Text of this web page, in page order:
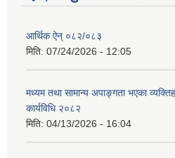
आर्थिक ऐन् ०८२/०८३
मिति: 07/24/2026 - 12:05
मध्यम तथा सामान्य अपाङ्गता भएका
कार्यविधि २०८२
मिति: 04/13/2026 - 16:04